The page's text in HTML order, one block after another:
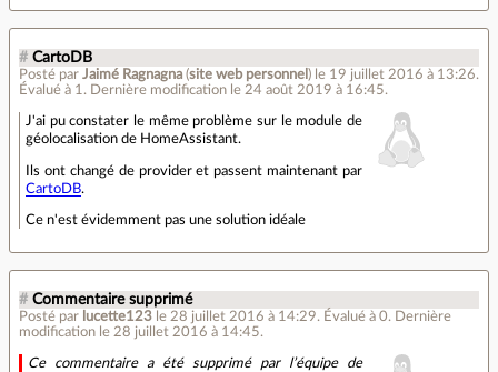
# CartoDB
Posté par Jaimé Ragnagna (site web personnel ) le 19 juillet 2016 à 13:26.
Évalué à 1 . Dernière modification le 24 août 2019 à 16:45.
J'ai pu constater le même problème sur le module de
géolocalisation de HomeAssistant.
Ils ont changé de provider et passent maintenant par
CartoDB.
Ce n'est évidemment pas une solution idéale
# Commentaire supprimé
Posté par lucette123 le 28 juillet 2016 à 14:29. Évalué à 0. Dernière
modification le 28 juillet 2016 à 14:45.
Ce commentaire a été supprimé par l’équipe de